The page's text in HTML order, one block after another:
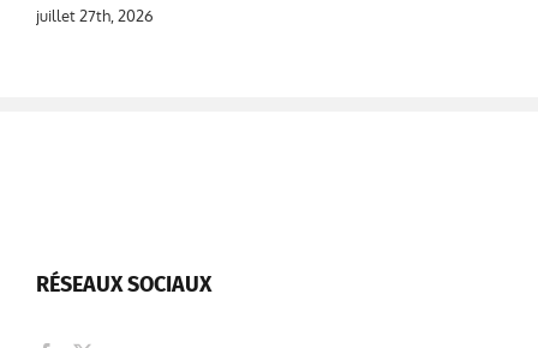
juillet 27th, 2026
RÉSEAUX SOCIAUX